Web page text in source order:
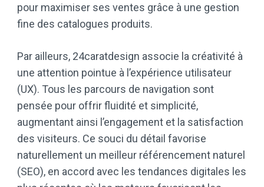
pour maximiser ses ventes grâce à une gestion
fine des catalogues produits.
Par ailleurs, 24caratdesign associe la créativité à
une attention pointue à l’expérience utilisateur
(UX). Tous les parcours de navigation sont
pensée pour offrir fluidité et simplicité,
augmentant ainsi l’engagement et la satisfaction
des visiteurs. Ce souci du détail favorise
naturellement un meilleur référencement naturel
(SEO), en accord avec les tendances digitales les